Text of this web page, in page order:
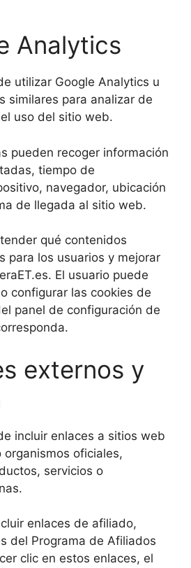
Analytics
utilizar Google Analytics u
similares para analizar de
uso del sitio web.
pueden recoger información
tiempo de
navegador, ubicación
de llegada al sitio web.
qué contenidos
para los usuarios y mejorar
El usuario puede
configurar las cookies de
panel de configuración de
externos y
incluir enlaces a sitios web
oficiales,
servicios o
enlaces de afiliado,
del Programa de Afiliados
clic en estos enlaces, el